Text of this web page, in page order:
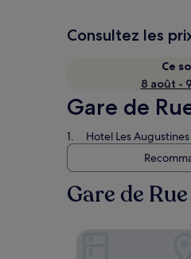
Consultez les
Ce
8 août -
Gare de
Hotel Les Augustines
Gare de